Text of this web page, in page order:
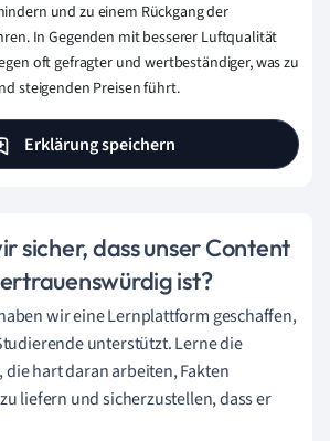
und zu einem Rückgang der
In Gegenden mit besserer Luftqualität
oft gefragter und wertbeständiger, was zu
steigenden Preisen führt.
Erklärung speichern
sicher, dass unser Content
ist?
wir eine Lernplattform geschaffen,
unterstützt. Lerne die
die hart daran arbeiten, Fakten
liefern und sicherzustellen, dass er